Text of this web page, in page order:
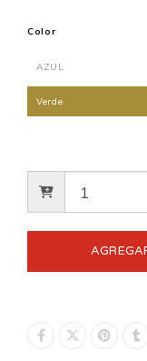
Color
AZUL
Verde